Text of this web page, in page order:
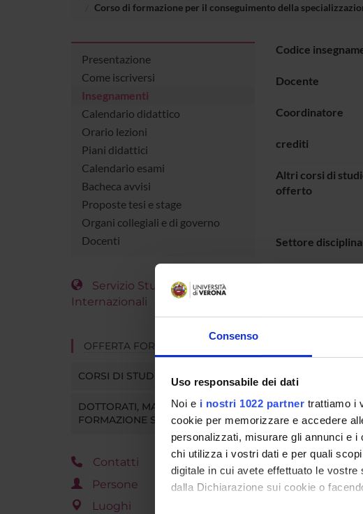
Consenso
Uso responsabile dei dati
Noi e i nostri 1022 partner trattiamo i
cookie per memorizzare e accedere
personalizzati, misurare gli annunci e
chi utilizza i vostri dati e per quali
digitale in cui avete effettuato le
dalla Dichiarazione sui cookie o
Corso di formazione per il conseguimento della
Presentazione
Come iscriversi
Insegnamenti
Calendario didattico
Orario lezioni
Piani didattici
Calendario esami
Bacheca avvisi
Proposte tesi e stage
Organi collegiali e di governo
Docenti
Servizio Studenti
Internazionali
OFFERTA FORMATIVA
CORSI DI STUDIO
DOTTORATI, MASTER E
FORMAZIONE SUPERIORE
Contatti
Persone
Luoghi
Codice
Docente
Coordinatore
crediti
Altri corsi di
offerto
Settore
Vai all'orario
TESTI DI
Vedi la